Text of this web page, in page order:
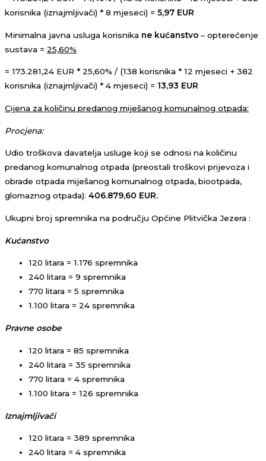
korisnika (iznajmljivači) * 8 mjeseci) = 5,97 EUR
Minimalna javna usluga korisnika ne kućanstvo – opterećenje
sustava = 25,60%
= 173.281,24 EUR * 25,60% / (138 korisnika * 12 mjeseci + 382
korisnika (iznajmljivači) * 4 mjeseci) = 13,93 EUR
Cijena za količinu predanog miješanog komunalnog otpada:
Procjena:
Udio troškova davatelja usluge koji se odnosi na količinu
predanog komunalnog otpada (preostali troškovi prijevoza i
obrade otpada miješanog komunalnog otpada, biootpada,
glomaznog otpada): 406.879,60 EUR.
Ukupni broj spremnika na području Općine Plitvička Jezera :
Kućanstvo
120 litara = 1.176 spremnika
240 litara = 9 spremnika
770 litara = 5 spremnika
1.100 litara = 24 spremnika
Pravne osobe
120 litara = 85 spremnika
240 litara = 35 spremnika
770 litara = 4 spremnika
1.100 litara = 126 spremnika
Iznajmljivači
120 litara = 389 spremnika
240 litara = 4 spremnika